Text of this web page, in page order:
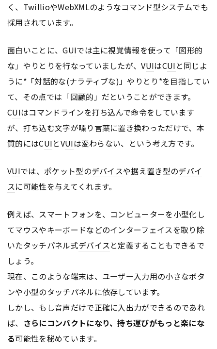
く、TwillioやWebXMLのようなコマンド型システムでも
採用されています。
面白いことに、GUIでは主に視覚情報を使って「図形的
な」やりとりを行なっていましたが、VUIはCUI と同じよ
うに*「対話的な(ナラティブな)」やりとり*を目指してい
て、その点では「回顧的」だということができます。
CUIはコマンドラインを打ち込んで命令をしています
が、打ち込む文字が喋り言葉に置き換わっただけで、本
質的にはCUIとVUIは変わらない、という考え方です。
VUIでは、ポケット型のデバイスや据え置き型のデバイ
スに可能性を与えてくれます。
例えば、スマートフォンを、コンピューターを小型化し
てマウスやキーボードなどのインターフェイスを取り除
いたタッチパネル式デバイス と定義することもできるで
しょう。
現在、このような端末は、ユーザー入力用の小さなボタ
ンや小型のタッチパネルに依存しています。
しかし、もし音声だけで正確に入出力ができるのであれ
ば、 さらにコンパクトになり、持ち運びがもっと楽にな
る可能性を秘めています。